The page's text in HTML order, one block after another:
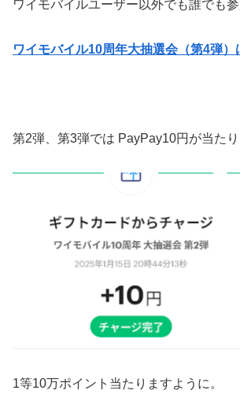
ワイモバイルユーザー以外でも誰でも参
ワイモバイル10周年大抽選会（第4弾）
第2弾、第3弾では PayPay10円が当たり
1等10万ポイント当たりますように。